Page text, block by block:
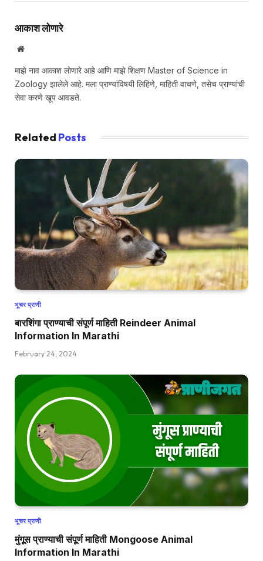
आकाश लोणारे
Website
माझे नाव आकाश लोणारे आहे आणि माझे शिक्षण Master of Science in
Zoology झालेले आहे. मला प्राण्यांविषयी लिहिणे, माहिती वाचणे, तसेच प्राण्यांची
सेवा करणे खूप आवडते.
Related Posts
भूचर प्राणी
बारशिंगा प्राण्याची संपूर्ण माहिती Reindeer Animal
Information In Marathi
February 24, 2024
भूचर प्राणी
मुंगूस प्राण्याची संपूर्ण माहिती Mongoose Animal
Information In Marathi